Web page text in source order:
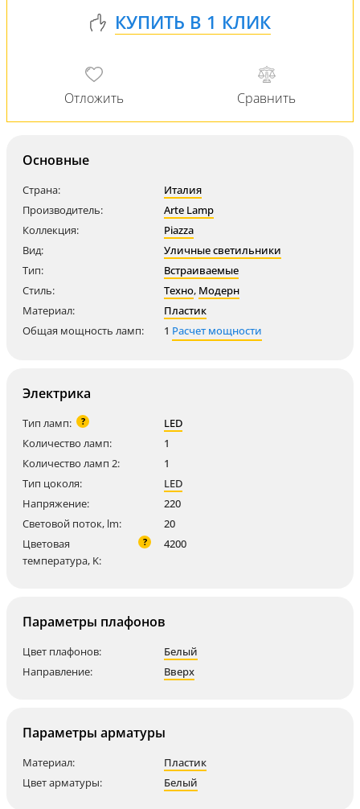
Основные
Страна:
Италия
Производитель:
Arte Lamp
Коллекция:
Piazza
Вид:
Уличные светильники
Тип:
Встраиваемые
Стиль:
Техно, Модерн
Материал:
Пластик
Общая мощность ламп:
1 Расчет мощности
Электрика
Тип ламп: ?
LED
Количество ламп:
1
Количество ламп 2:
1
Тип цоколя:
LED
Напряжение:
220
Световой поток, lm:
20
Цветовая
температура, K:
? 4200
Параметры плафонов
Цвет плафонов:
Белый
Направление:
Вверх
Параметры арматуры
Материал:
Пластик
Цвет арматуры:
Белый